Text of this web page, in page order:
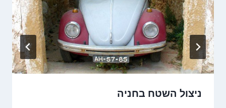
ניצול השטח בחניה